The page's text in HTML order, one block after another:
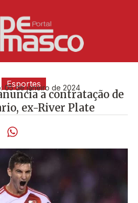
Esportes
05 de janeiro de 2024
a contratação de
ex-River Plate